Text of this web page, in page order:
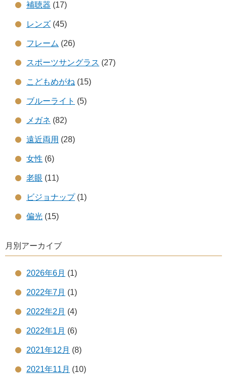
補聴器 (17)
レンズ (45)
フレーム (26)
スポーツサングラス (27)
こどもめがね (15)
ブルーライト (5)
メガネ (82)
遠近両用 (28)
女性 (6)
老眼 (11)
ビジョナップ(1)
偏光 (15)
月別アーカイブ
2026年6月 (1)
2022年7月 (1)
2022年2月 (4)
2022年1月 (6)
2021年12月 (8)
2021年11月 (10)